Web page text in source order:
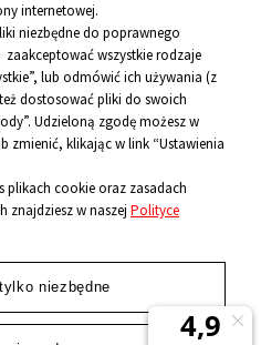
656 10 26
500 460
12, 30-510 Kraków
internetowej.
niezbędne do poprawnego
wszystkie rodzaje
lub odmówić ich używania (z
dostosować pliki do swoich
Udzieloną zgodę możesz w
zmienić, klikając w link “Ustawienia
plikach cookie oraz zasadach
znajdziesz w naszej Polityce
niezbędne